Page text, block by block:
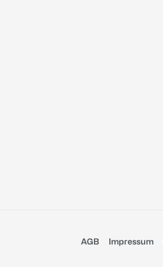
AGB Impressum